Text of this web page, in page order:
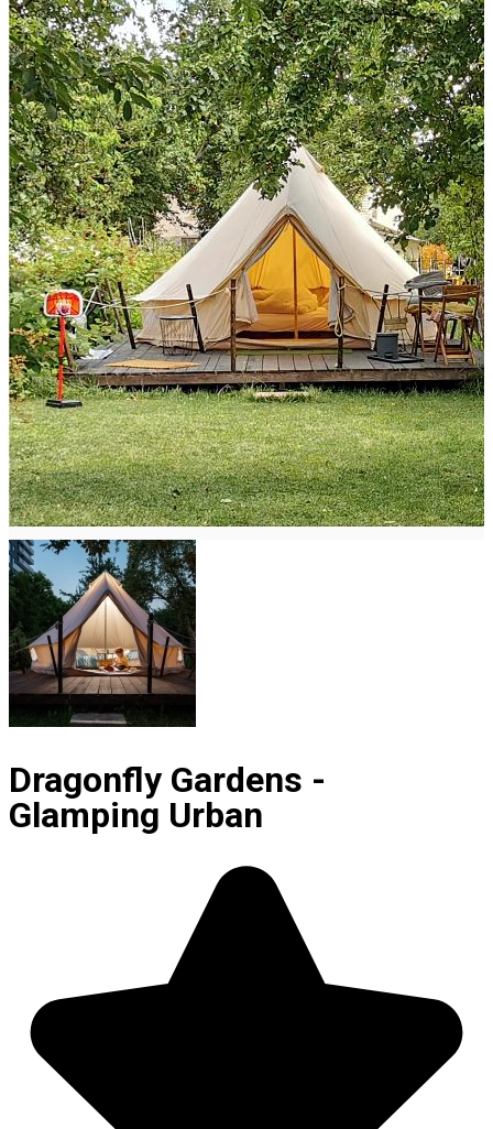
Dragonfly Gardens -
Glamping Urban